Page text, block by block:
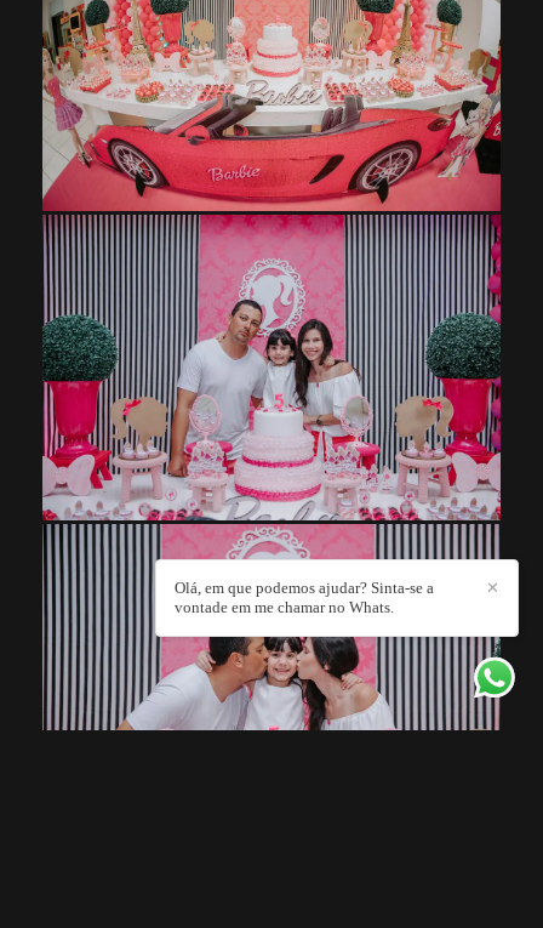
✕
Olá, em que podemos ajudar? Sinta-se a
vontade em me chamar no Whats.